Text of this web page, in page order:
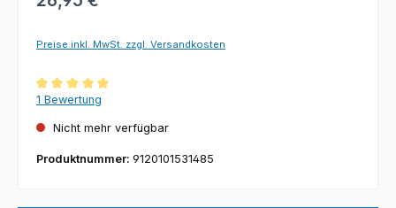
Preise inkl. MwSt. zzgl. Versandkosten
Durchschnittliche Bewertung von 5 von 5 Sternen
1 Bewertung
Nicht mehr verfügbar
Produktnummer: 9120101531485